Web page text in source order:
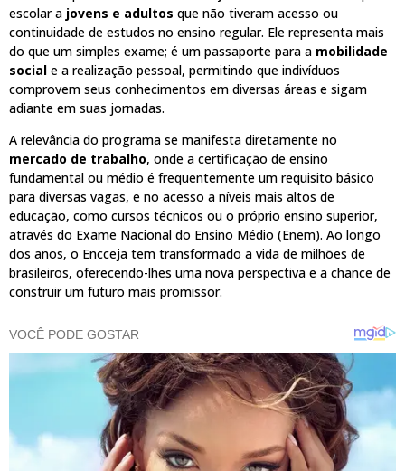
escolar a jovens e adultos que não tiveram acesso ou
continuidade de estudos no ensino regular. Ele representa mais
do que um simples exame; é um passaporte para a mobilidade
social e a realização pessoal, permitindo que indivíduos
comprovem seus conhecimentos em diversas áreas e sigam
adiante em suas jornadas.
A relevância do programa se manifesta diretamente no
mercado de trabalho, onde a certificação de ensino
fundamental ou médio é frequentemente um requisito básico
para diversas vagas, e no acesso a níveis mais altos de
educação, como cursos técnicos ou o próprio ensino superior,
através do Exame Nacional do Ensino Médio (Enem). Ao longo
dos anos, o Encceja tem transformado a vida de milhões de
brasileiros, oferecendo-lhes uma nova perspectiva e a chance de
construir um futuro mais promissor.